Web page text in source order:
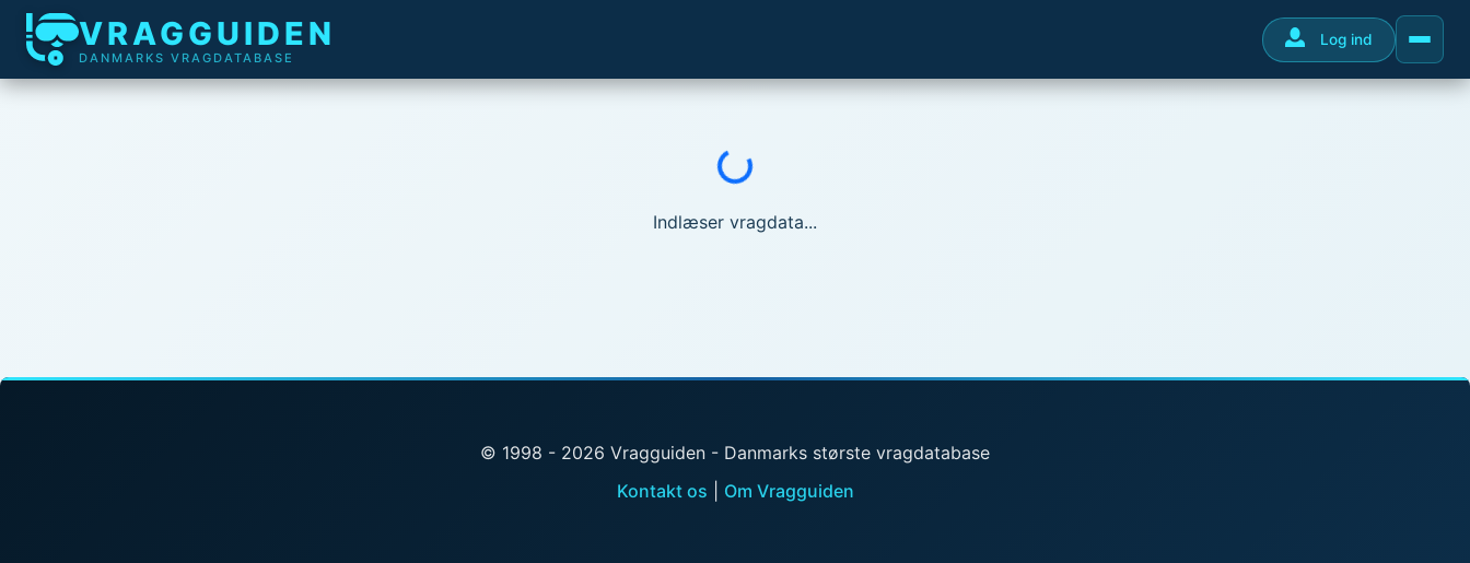
VRAGGUIDEN
DANMARKS VRAGDATABASE
Log ind
Indlæser...
Indlæser vragdata...
© 1998 - 2026 Vragguiden - Danmarks største vragdatabase
Kontakt os
Om Vragguiden